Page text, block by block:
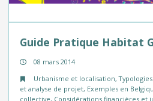
Guide Pratique Habitat
08 mars 2014
Urbanisme et localisation,
et analyse de projet, Exemples en
collective, Considérations financières et